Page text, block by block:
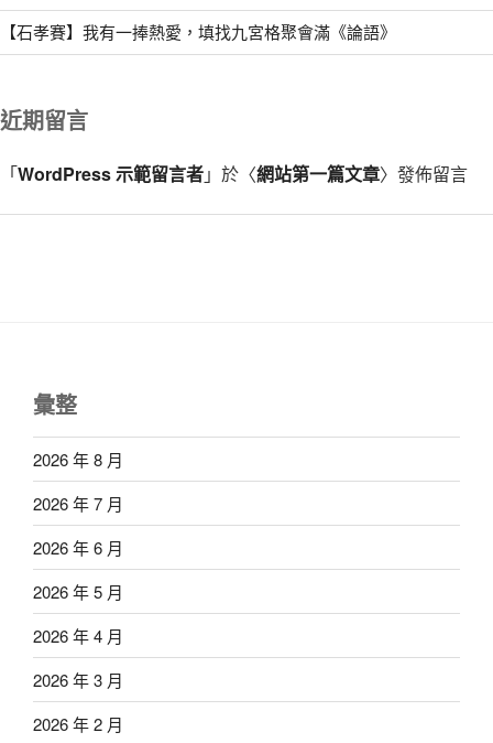
【石孝賽】我有一捧熱愛，填找九宮格聚會滿《論語》
近期留言
「WordPress 示範留言者」於〈網站第一篇文章〉發佈留言
彙整
2026 年 8 月
2026 年 7 月
2026 年 6 月
2026 年 5 月
2026 年 4 月
2026 年 3 月
2026 年 2 月